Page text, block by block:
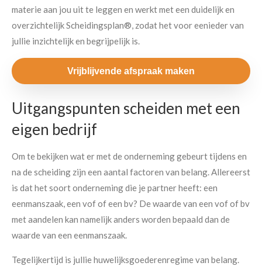
materie aan jou uit te leggen en werkt met een duidelijk en
overzichtelijk Scheidingsplan®, zodat het voor eenieder van
jullie inzichtelijk en begrijpelijk is.
Vrijblijvende afspraak maken
Uitgangspunten scheiden met een
eigen bedrijf
Om te bekijken wat er met de onderneming gebeurt tijdens en
na de scheiding zijn een aantal factoren van belang. Allereerst
is dat het soort onderneming die je partner heeft: een
eenmanszaak, een vof of een bv? De waarde van een vof of bv
met aandelen kan namelijk anders worden bepaald dan de
waarde van een eenmanszaak.
Tegelijkertijd is jullie huwelijksgoederenregime van belang.